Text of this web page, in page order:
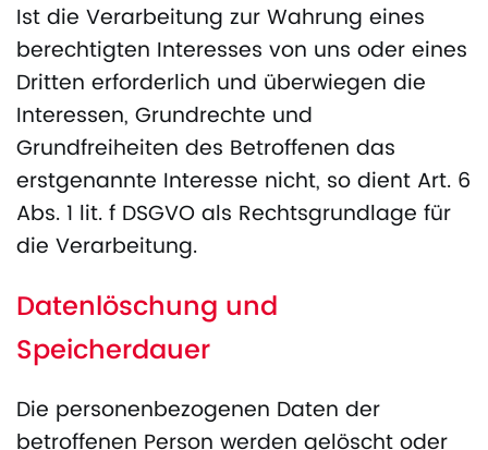
Ist die Verarbeitung zur Wahrung eines
berechtigten Interesses von uns oder eines
Dritten erforderlich und überwiegen die
Interessen, Grundrechte und
Grundfreiheiten des Betroffenen das
erstgenannte Interesse nicht, so dient Art. 6
Abs. 1 lit. f DSGVO als Rechtsgrundlage für
die Verarbeitung.
Datenlöschung und
Speicherdauer
Die personenbezogenen Daten der
betroffenen Person werden gelöscht oder